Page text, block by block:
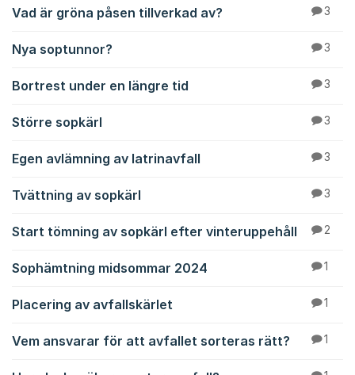
Vad är gröna påsen tillverkad av? 3
Nya soptunnor? 3
Bortrest under en längre tid 3
Större sopkärl 3
Egen avlämning av latrinavfall 3
Tvättning av sopkärl 3
Start tömning av sopkärl efter vinteruppehåll 2
Sophämtning midsommar 2024 1
Placering av avfallskärlet 1
Vem ansvarar för att avfallet sorteras rätt? 1